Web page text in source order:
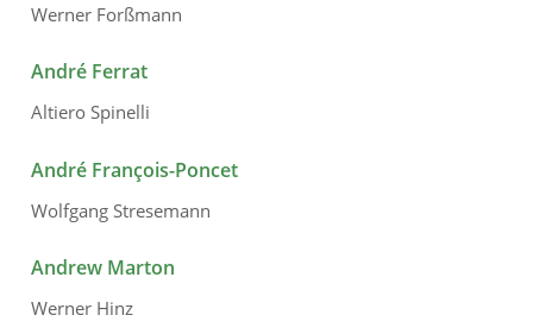
Werner Forßmann
André Ferrat
Altiero Spinelli
André François-Poncet
Wolfgang Stresemann
Andrew Marton
Werner Hinz